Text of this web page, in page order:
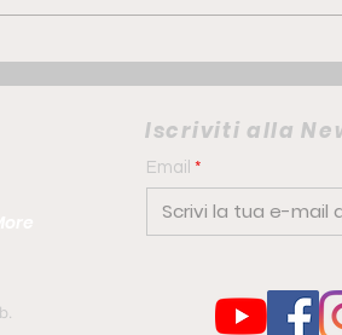
5 Hybrid | la
che punta su
Iscriviti alla
Email